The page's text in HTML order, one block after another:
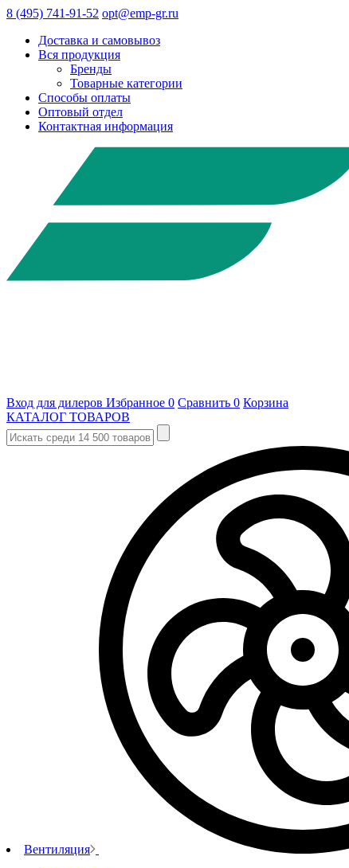
8 (495) 741-91-52 opt@emp-gr.ru
Доставка и самовывоз
Вся продукция
Бренды
Товарные категории
Способы оплаты
Оптовый отдел
Контактная информация
Вход для дилеров Избранное 0 Сравнить 0 Корзина
КАТАЛОГ ТОВАРОВ
Вентиляция